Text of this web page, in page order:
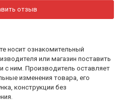
отзыв
носит ознакомительный
или магазин поставить
с ним. Производитель оставляет
изменения товара, его
конструкции без